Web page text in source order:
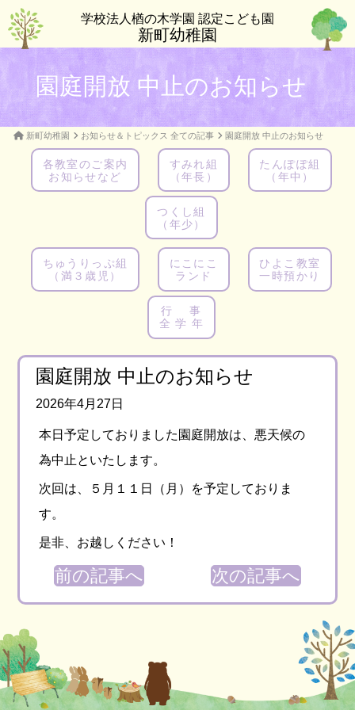
学校法人楢の木学園 認定こども園
新町幼稚園
園庭開放 中止のお知らせ
新町幼稚園 お知らせ＆トピックス 全ての記事 園庭開放 中止のお知らせ
各教室のご案内
お知らせなど
すみれ組
（年長）
たんぽぽ組
（年中）
つくし組
（年少）
ちゅうりっぷ組
（満３歳児）
にこにこ
ランド
ひよこ教室
一時預かり
行 事
全 学 年
園庭開放 中止のお知らせ
2026年4月27日
本日予定しておりました園庭開放は、悪天候の
為中止といたします。
次回は、５月１１日（月）を予定しておりま
す。
是非、お越しください！
前の記事へ 次の記事へ